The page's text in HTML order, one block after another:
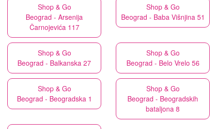
Shop & Go
Beograd - Arsenija
Čarnojevića 117
Shop & Go
Beograd - Baba Višnjina 51
Shop & Go
Beograd - Balkanska 27
Shop & Go
Beograd - Belo Vrelo 56
Shop & Go
Beograd - Beogradska 1
Shop & Go
Beograd - Beogradskih
bataljona 8